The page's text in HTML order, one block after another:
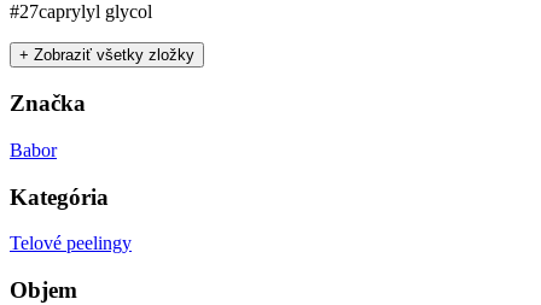
#27caprylyl glycol
+ Zobraziť všetky zložky
Značka
Babor
Kategória
Telové peelingy
Objem